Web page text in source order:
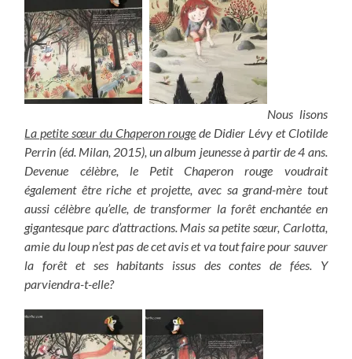
Nous lisons
La petite sœur du Chaperon rouge de Didier Lévy et Clotilde
Perrin (éd. Milan, 2015), un album jeunesse à partir de 4 ans.
Devenue célèbre, le Petit Chaperon rouge voudrait
également être riche et projette, avec sa grand-mère tout
aussi célèbre qu’elle, de transformer la forêt enchantée en
gigantesque parc d’attractions. Mais sa petite sœur, Carlotta,
amie du loup n’est pas de cet avis et va tout faire pour sauver
la forêt et ses habitants issus des contes de fées. Y
parviendra-t-elle?